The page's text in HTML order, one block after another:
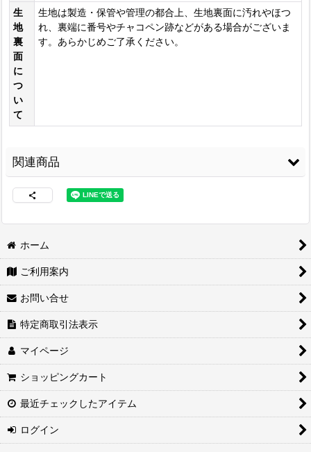
生
地
裏
面
に
つ
い
て
生地は製造・保管や管理の都合上、生地裏面に汚れやほつ
れ、裏端に番号やチャコペン跡などがある場合がございま
す。あらかじめご了承ください。
関連商品
100]
2,460円(税込)
CLEAR170]
紙管巻出荷（合皮生
ホーム
ご利用案内
お問い合せ
特定商取引法表示
マイページ
ショッピングカート
最近チェックしたアイテム
ログイン